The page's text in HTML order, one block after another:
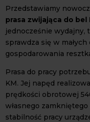
Przedstawiamy
prasa zwijająca do bel
jednocześnie wydajny,
sprawdza się w
gospodarowania
Prasa do pracy
KM. Jej napęd
prędkości obrotowej
własnego
stabilność pracy